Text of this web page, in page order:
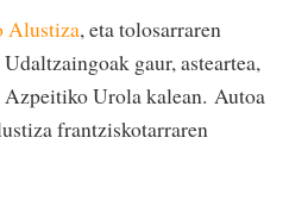
Alustiza, eta tolosarraren
gaur, asteartea,
Urola kalean. Autoa
frantziskotarraren